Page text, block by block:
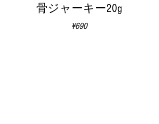
骨ジャーキー20g
¥690価